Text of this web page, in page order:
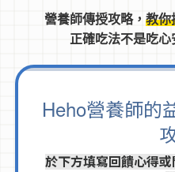
營養師傳授攻略， 教你
正確吃法不是吃心